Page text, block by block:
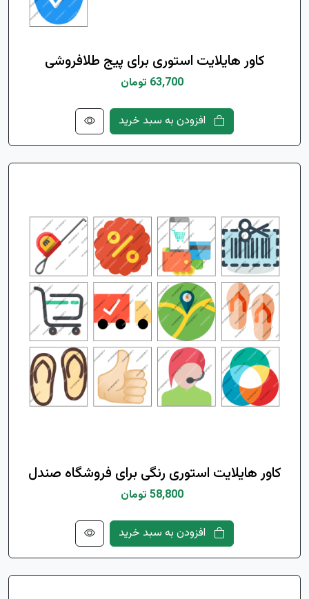
کاور هایلایت استوری برای پیج طلافروشی
63,700 تومان
کاور هایلایت استوری رنگی برای فروشگاه صندل
58,800 تومان